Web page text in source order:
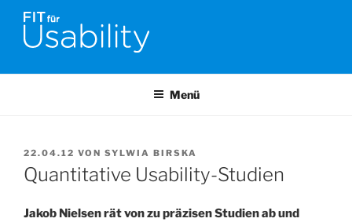
Zum
Inhalt
springen
FIT FÜR USABILITY
Menü
VERÖFFENTLICHT
AM
22.04.12 VON SYLWIA BIRSKA
Quantitative Usability-Studien
Jakob Nielsen rät von zu präzisen Studien ab und